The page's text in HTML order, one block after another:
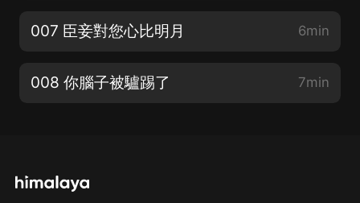
007 臣妾對您心比明月 6min
008 你腦子被驢踢了 7min